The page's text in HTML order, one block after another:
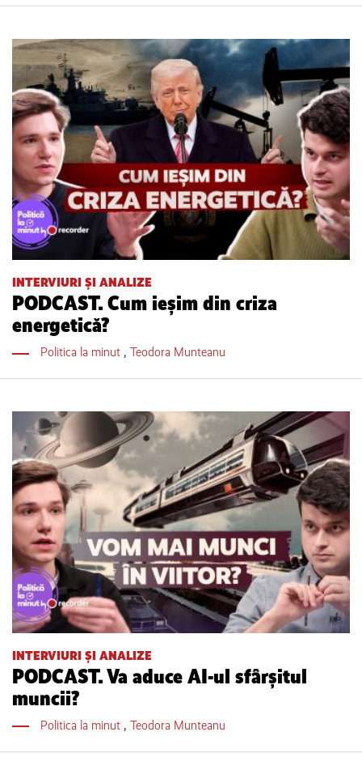
INTERVIURI ȘI ANALIZE
PODCAST. Cum ieșim din criza
energetică?
Politica la minut , Teodora Munteanu
INTERVIURI ȘI ANALIZE
PODCAST. Va aduce AI-ul sfârșitul
muncii?
Politica la minut , Teodora Munteanu